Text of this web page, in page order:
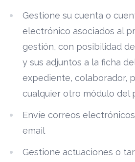
Gestione su cuenta o
electrónico asociados al
gestión, con posibilidad
y sus adjuntos a la ficha
expediente, colaborador,
cualquier otro módulo del
Envíe correos
email
Gestione actuaciones o